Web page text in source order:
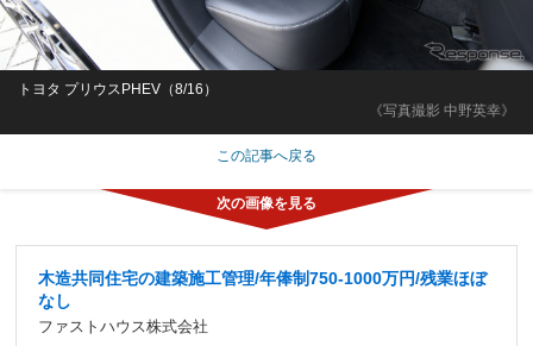
《写真撮影 中野英幸》
トヨタ プリウスPHEV（8/16）
この記事へ戻る
木造共同住宅の建築施工管理/年俸制750-1000万円/残業ほぼ
なし
ファストハウス株式会社